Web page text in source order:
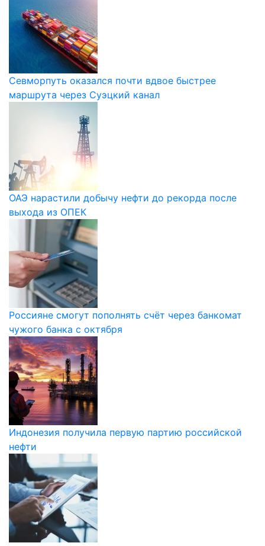
Севморпуть оказался почти вдвое быстрее
маршрута через Суэцкий канал
ОАЭ нарастили добычу нефти до рекорда после
выхода из ОПЕК
Россияне смогут пополнять счёт через банкомат
чужого банка с октября
Индонезия получила первую партию российской
нефти